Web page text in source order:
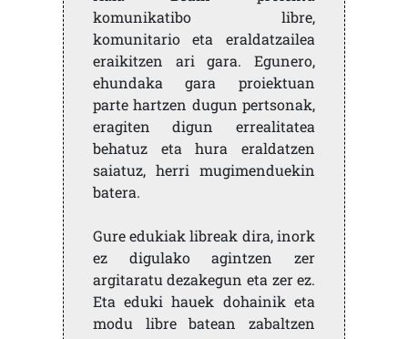
komunikatibo libre,
komunitario eta eraldatzailea
eraikitzen ari gara. Egunero,
ehundaka gara proiektuan
parte hartzen dugun pertsonak,
eragiten digun errealitatea
behatuz eta hura eraldatzen
saiatuz, herri mugimenduekin
batera.
Gure edukiak libreak dira, inork
ez digulako agintzen zer
argitaratu dezakegun eta zer ez.
Eta eduki hauek dohainik eta
modu libre batean zabaltzen